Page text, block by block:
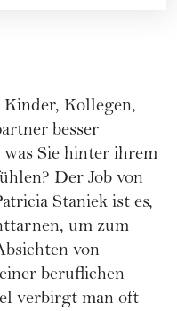
Kollegen,
besser
Sie hinter ihrem
Der Job von
Staniek ist es,
um zum
von
beruflichen
verbirgt man oft